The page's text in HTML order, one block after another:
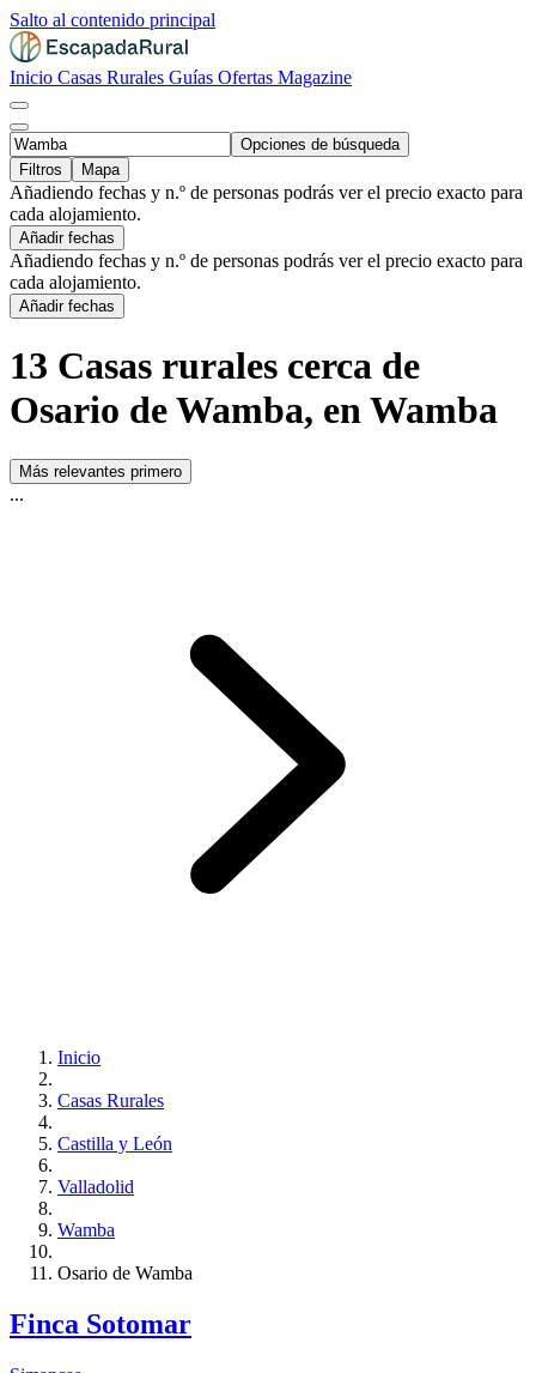
Salto al contenido principal
Inicio Casas Rurales Guías Ofertas Magazine
Opciones de búsqueda
Filtros
Mapa
Añadiendo fechas y n.º de personas podrás ver el precio exacto para
cada alojamiento.
Añadir fechas
Añadiendo fechas y n.º de personas podrás ver el precio exacto para
cada alojamiento.
Añadir fechas
13 Casas rurales cerca de
Osario de Wamba, en Wamba
Más relevantes primero
...
Inicio
Casas Rurales
Castilla y León
Valladolid
Wamba
Osario de Wamba
Finca Sotomar